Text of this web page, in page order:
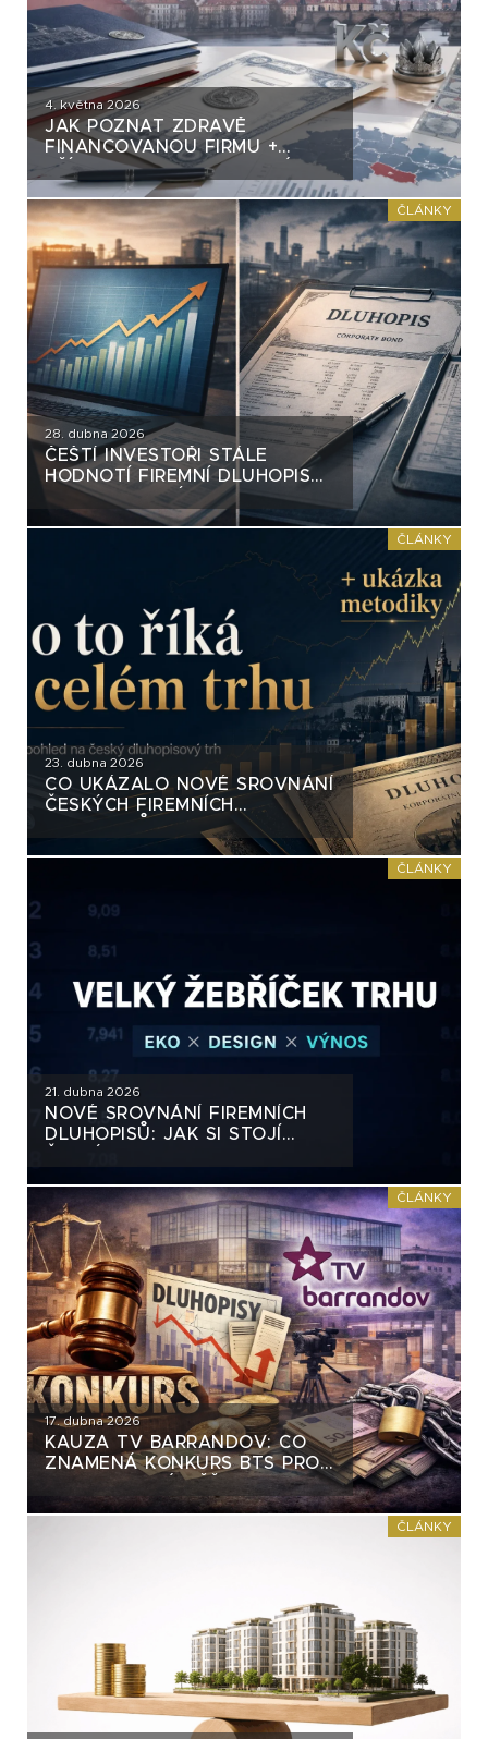
4. května 2026
JAK POZNAT ZDRAVĚ
FINANCOVANOU FIRMU +
PŘÍKLADY Z DLUHOPISOVÉ
PRAXE
ČLÁNKY
28. dubna 2026
ČEŠTÍ INVESTOŘI STÁLE
HODNOTÍ FIREMNÍ DLUHOPISY
OPTIKOU AKCIÍ. A FIRMY I
PORADCI TOHO VYUŽÍVAJÍ
ČLÁNKY
23. dubna 2026
CO UKÁZALO NOVÉ SROVNÁNÍ
ČESKÝCH FIREMNÍCH
ČLÁNKY
21. dubna 2026
NOVÉ SROVNÁNÍ FIREMNÍCH
DLUHOPISŮ: JAK SI STOJÍ
ČLÁNKY
17. dubna 2026
KAUZA TV BARRANDOV: CO
ZNAMENÁ KONKURS BTS PRO
DLUHOPISOVÉ VĚŘITELE S-24
ČLÁNKY